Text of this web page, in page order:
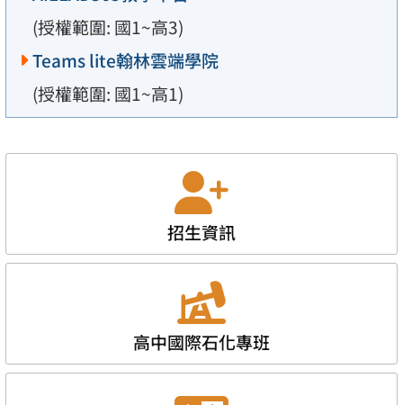
(授權範圍: 國1~高3)
Teams lite翰林雲端學院
(授權範圍: 國1~高1)
招生資訊
高中國際石化專班